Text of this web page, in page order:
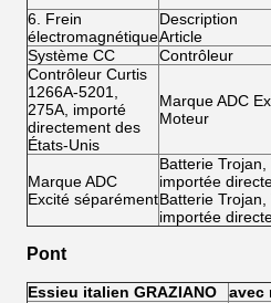
6. Frein
électromagnétique
Description
Article
Système CC
Contrôleur
Contrôleur Curtis
1266A-5201,
275A, importé
directement des
États-Unis
Marque ADC
Moteur
Marque ADC
Excité séparément
Batterie Trojan,
importée
Batterie Trojan,
importée
Pont
Essieu italien GRAZIANO
avec